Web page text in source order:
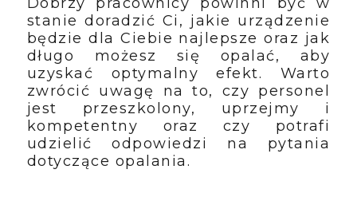
stanie doradzić Ci, jakie urządzenie
będzie dla Ciebie najlepsze oraz jak
długo możesz się opalać, aby
uzyskać optymalny efekt. Warto
zwrócić uwagę na to, czy personel
jest przeszkolony, uprzejmy i
kompetentny oraz czy potrafi
udzielić odpowiedzi na pytania
dotyczące opalania.